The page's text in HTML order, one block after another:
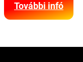
További infó